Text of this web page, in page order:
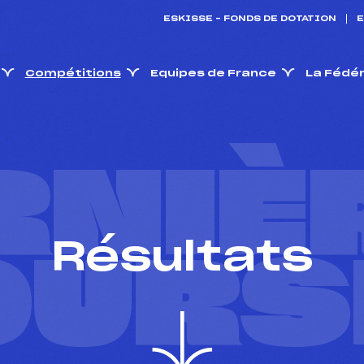
ESKISSE – FONDS DE DOTATION
Compétitions Equipes de France La
Résultats